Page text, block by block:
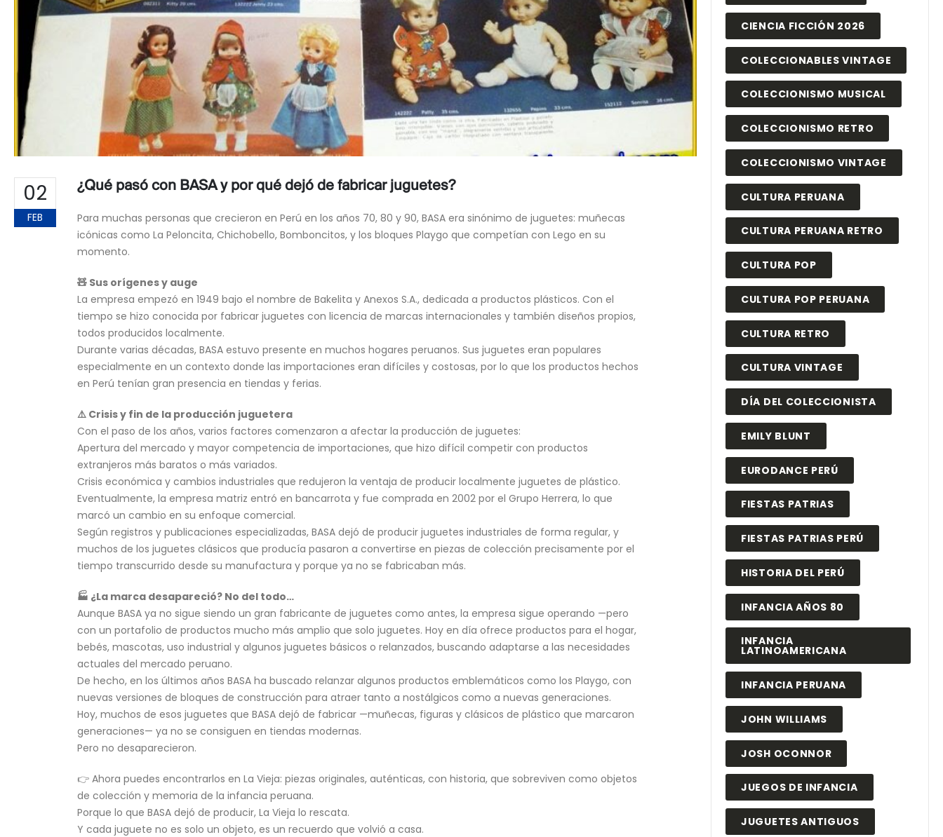
02
FEB
¿Qué pasó con BASA y por qué dejó de fabricar juguetes?
Para muchas personas que crecieron en Perú en los años 70, 80 y 90, BASA era sinónimo de juguetes: muñecas
icónicas como La Peloncita, Chichobello, Bomboncitos, y los bloques Playgo que competían con Lego en su
momento.
🧸 Sus orígenes y auge
La empresa empezó en 1949 bajo el nombre de Bakelita y Anexos S.A., dedicada a productos plásticos. Con el
tiempo se hizo conocida por fabricar juguetes con licencia de marcas internacionales y también diseños propios,
todos producidos localmente.
Durante varias décadas, BASA estuvo presente en muchos hogares peruanos. Sus juguetes eran populares
especialmente en un contexto donde las importaciones eran difíciles y costosas, por lo que los productos hechos
en Perú tenían gran presencia en tiendas y ferias.
⚠️ Crisis y fin de la producción juguetera
Con el paso de los años, varios factores comenzaron a afectar la producción de juguetes:
Apertura del mercado y mayor competencia de importaciones, que hizo difícil competir con productos
extranjeros más baratos o más variados.
Crisis económica y cambios industriales que redujeron la ventaja de producir localmente juguetes de plástico.
Eventualmente, la empresa matriz entró en bancarrota y fue comprada en 2002 por el Grupo Herrera, lo que
marcó un cambio en su enfoque comercial.
Según registros y publicaciones especializadas, BASA dejó de producir juguetes industriales de forma regular, y
muchos de los juguetes clásicos que producía pasaron a convertirse en piezas de colección precisamente por el
tiempo transcurrido desde su manufactura y porque ya no se fabricaban más.
🏭 ¿La marca desapareció? No del todo…
Aunque BASA ya no sigue siendo un gran fabricante de juguetes como antes, la empresa sigue operando —pero
con un portafolio de productos mucho más amplio que solo juguetes. Hoy en día ofrece productos para el hogar,
bebés, mascotas, uso industrial y algunos juguetes básicos o relanzados, buscando adaptarse a las necesidades
actuales del mercado peruano.
De hecho, en los últimos años BASA ha buscado relanzar algunos productos emblemáticos como los Playgo, con
nuevas versiones de bloques de construcción para atraer tanto a nostálgicos como a nuevas generaciones.
Hoy, muchos de esos juguetes que BASA dejó de fabricar —muñecas, figuras y clásicos de plástico que marcaron
generaciones— ya no se consiguen en tiendas modernas.
Pero no desaparecieron.
👉 Ahora puedes encontrarlos en La Vieja: piezas originales, auténticas, con historia, que sobreviven como objetos
de colección y memoria de la infancia peruana.
Porque lo que BASA dejó de producir, La Vieja lo rescata.
Y cada juguete no es solo un objeto, es un recuerdo que volvió a casa.
CIENCIA FICCIÓN 2026
COLECCIONABLES VINTAGE
COLECCIONISMO MUSICAL
COLECCIONISMO RETRO
COLECCIONISMO VINTAGE
CULTURA PERUANA
CULTURA PERUANA RETRO
CULTURA POP
CULTURA POP PERUANA
CULTURA RETRO
CULTURA VINTAGE
DÍA DEL COLECCIONISTA
EMILY BLUNT
EURODANCE PERÚ
FIESTAS PATRIAS
FIESTAS PATRIAS PERÚ
HISTORIA DEL PERÚ
INFANCIA AÑOS 80
INFANCIA
LATINOAMERICANA
INFANCIA PERUANA
JOHN WILLIAMS
JOSH OCONNOR
JUEGOS DE INFANCIA
JUGUETES ANTIGUOS